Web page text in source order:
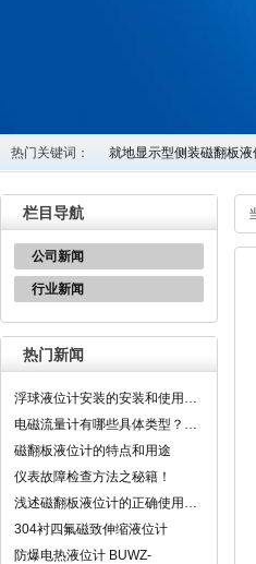
热门关键词： 就地显示型侧装磁翻板
栏目导航
公司新闻
行业新闻
热门新闻
浮球液位计安装的安装和使用…
电磁流量计有哪些具体类型？…
磁翻板液位计的特点和用途
仪表故障检查方法之秘籍！
浅述磁翻板液位计的正确使用…
304衬四氟磁致伸缩液位计
防爆电热液位计 BUWZ-